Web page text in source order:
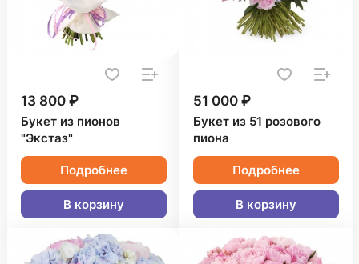
13 800 ₽
Букет из пионов
"Экстаз"
Подробнее
В корзину
51 000 ₽
Букет из 51 розового
пиона
Подробнее
В корзину